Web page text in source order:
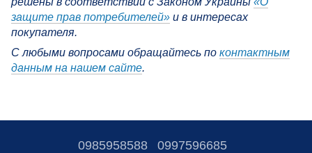
защите прав потребителей» и в интересах
покупателя.
С любыми вопросами обращайтесь по контактным
данным на нашем сайте.
0985958588 0997596685